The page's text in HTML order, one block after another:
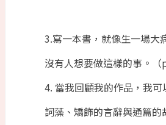
3.寫一本書，就像生一場大
沒有人想要做這樣的事。（
4. 當我回顧我的作品，我
詞藻、矯飾的言辭與通篇